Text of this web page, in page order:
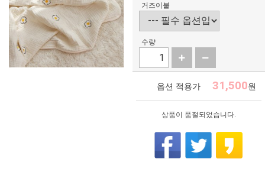
거즈이불
수량
옵션 적용가 31,500원
상품이 품절되었습니다.